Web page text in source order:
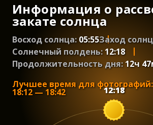
Информация о
закате солнца
Восход солнца: 05:55Заход
Солнечный полдень: 12:18
Продолжительность дня: 12ч 47
Лучшее время для фотографий:
18:12 — 18:42 12:18